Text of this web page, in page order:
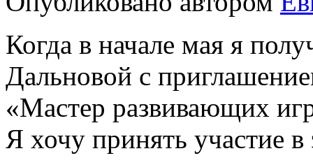
Когда в начале мая я
Дальновой с
«Мастер развивающих
Я хочу принять участие в